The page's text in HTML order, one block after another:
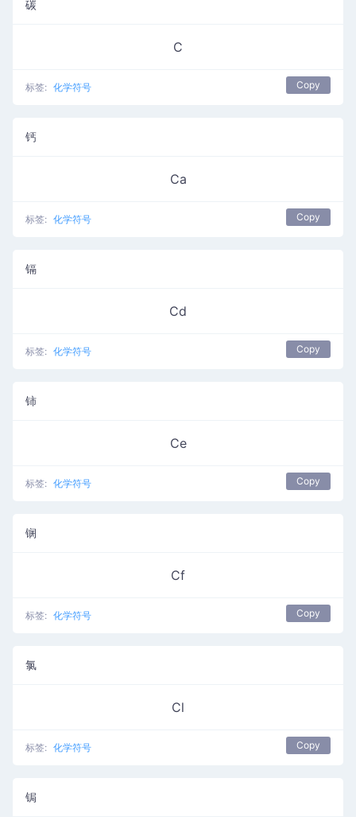
碳
C
标签: 化学符号 Copy
钙
Ca
标签: 化学符号 Copy
镉
Cd
标签: 化学符号 Copy
铈
Ce
标签: 化学符号 Copy
锎
Cf
标签: 化学符号 Copy
氯
Cl
标签: 化学符号 Copy
锔